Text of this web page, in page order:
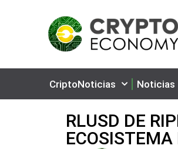
CriptoNoticias Noticias
RLUSD DE
ECOSISTEMA